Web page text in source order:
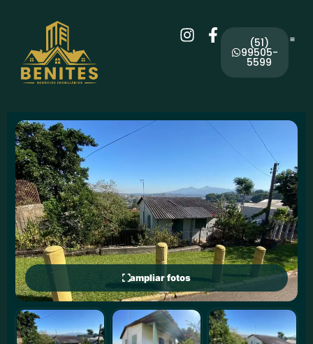
(51)
99505-
5599
ampliar fotos